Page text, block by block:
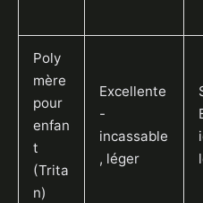
Poly
mère
pour
enfan
t
(Trita
n)
Excellente
-
incassable
, léger